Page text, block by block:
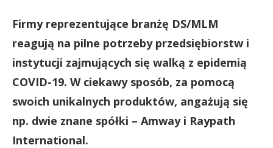
Firmy reprezentujące branżę DS/MLM
reagują na pilne potrzeby przedsiębiorstw i
instytucji zajmujących się walką z epidemią
COVID-19. W ciekawy sposób, za pomocą
swoich unikalnych produktów, angażują się
np. dwie znane spółki – Amway i Raypath
International.